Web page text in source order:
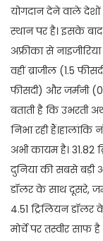
योगदान देने वाले
स्थान पर है। इसके
अफ्रीका से
वहीं ब्राजील (1.5
फीसदी) और जर्मनी
बताती है कि उभरती
निभा रही
अभी कायम है। 31.82
दुनिया की सबसे बड़ी
डॉलर के साथ दूसरे,
4.51 ट्रिलियन
मोर्चे पर तस्वीर